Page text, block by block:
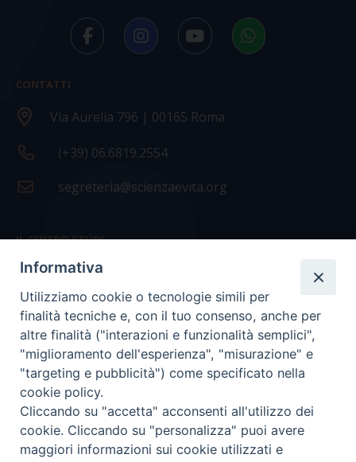
CONTATTI
Via Aurelia 796 | 00165 Roma
(+39) 06.6819.2554
segreteria@scienzaevita.org
IL CENTRO STUDI
La nostra storia
Statuto
Presidenza e ufficio presidenza
Consiglio scientifico
Coordinamento nazionale
Informativa
Utilizziamo cookie o tecnologie simili per
finalità tecniche e, con il tuo consenso, anche per
altre finalità ("interazioni e funzionalità semplici",
"miglioramento dell'esperienza", "misurazione" e
"targeting e pubblicità") come specificato nella
cookie policy.
Cliccando su "accetta" acconsenti all'utilizzo dei
cookie. Cliccando su "personalizza" puoi avere
maggiori informazioni sui cookie utilizzati e